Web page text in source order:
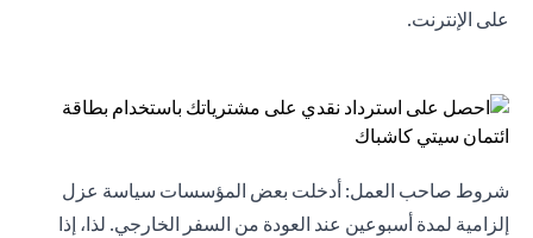
على الإنترنت.
شروط صاحب العمل: أدخلت بعض المؤسسات سياسة عزل
إلزامية لمدة أسبوعين عند العودة من السفر الخارجي. لذا، إذا